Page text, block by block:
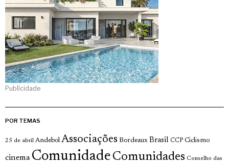
Publicidade
POR TEMAS
25 de abril Andebol Associações Bordeaux Brasil CCP Ciclismo
cinema Comunidade Comunidades Conselho das